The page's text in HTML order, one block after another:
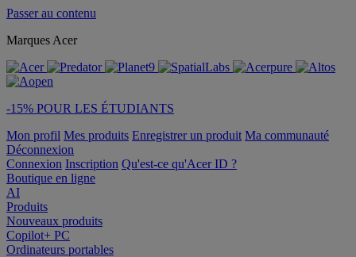
Passer au contenu
Marques Acer
-15% POUR LES ÉTUDIANTS
Mon profil Mes produits Enregistrer un produit Ma communauté
Déconnexion
Connexion Inscription Qu'est-ce qu'Acer ID ?
Boutique en ligne
AI
Produits
Nouveaux produits
Copilot+ PC
Ordinateurs portables